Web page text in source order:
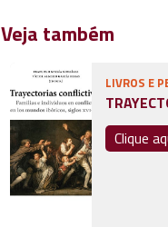
Veja também
LIVROS E
Clique